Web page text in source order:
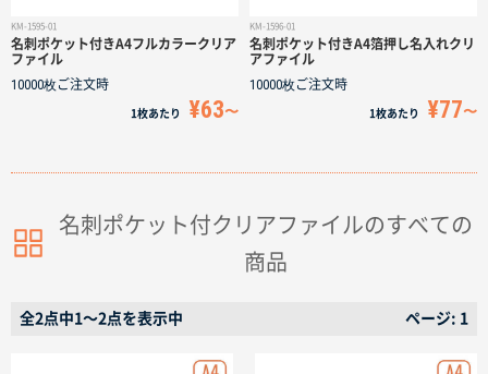
データ入稿ガイド
よくあるご質問
名入れグループサイト
KM-1595-01
名刺ポケット付きA4フルカラークリア
ファイル
10000枚ご注文時
1枚あたり ¥63
KM-1596-01
名刺ポケット付きA4箔押し名入れクリ
アファイル
10000枚ご注文時
1枚あたり ¥77
名刺ポケット付クリアファイルのすべての
商品
全2点中1〜2点を表示中 ページ: 1